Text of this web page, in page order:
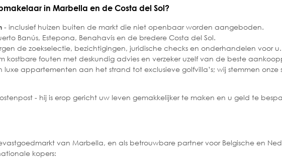
in Marbella en de Costa del Sol?
- inclusief huizen buiten de markt die niet openbaar worden aangeboden.
Banús, Estepona, Benahavís en de bredere Costa del Sol.
de zoekselectie, bezichtigingen, juridische checks en onderhandelen voor u.
kostbare fouten met deskundig advies en verzeker uzelf van de beste
luxe appartementen aan het strand tot exclusieve golfvilla’s; wij stemmen onze
- hij is erop gericht uw leven gemakkelijker te maken en u geld te
van Marbella, en als betrouwbare partner voor Belgische en
kopers: